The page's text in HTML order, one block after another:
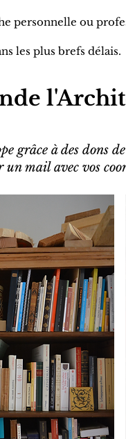
personnelle ou
les plus brefs délais.
grâce à des dons
mail avec vos